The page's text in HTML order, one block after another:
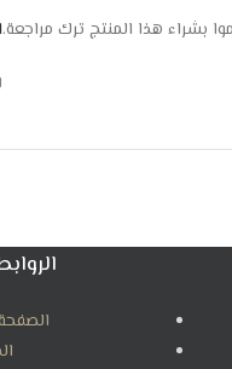
بشراء هذا المنتج ترك مراجعة.